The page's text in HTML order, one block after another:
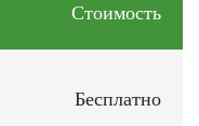
Стоимость
Бесплатно